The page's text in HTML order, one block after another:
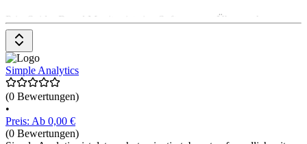
PriceSpider Brand Monitor ist eine Software zur Überwachung von
Preisen und Markenpräsenz im Online-Handel. Das Tool ermöglicht
es Unternehmen, die Preise ihrer Produkte bei verschiedenen
Händler*innen zu verfolgen, Verstöße gegen Markenrichtlinien zu
identifizieren und die Marktposition zu analysieren. Es hilft, die
Wettbewerbsfähigkeit zu sichern. Die Preise gibt es auf Anfrage
beim Anbieter.
Simple Analytics
(0 Bewertungen)
•
Preis: Ab 0,00 €
(0 Bewertungen)